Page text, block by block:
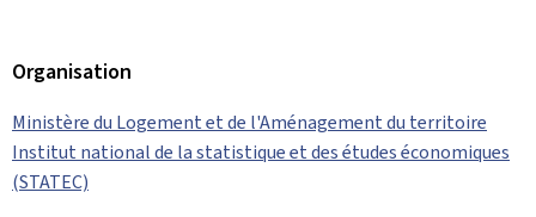
Organisation
Ministère du Logement et de l'Aménagement du territoire
Institut national de la statistique et des études économiques
(STATEC)